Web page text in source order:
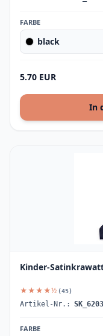
FARBE
black
5.70 EUR
In
Kinder-
★★★★½ (45)
Artikel-Nr.:
FARBE